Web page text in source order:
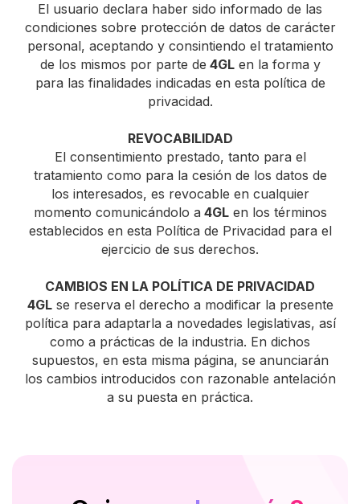
El usuario declara haber sido informado de las
condiciones sobre protección de datos de carácter
personal, aceptando y consintiendo el tratamiento
de los mismos por parte de 4GLen la forma y
para las finalidades indicadas en esta política de
privacidad.
REVOCABILIDAD
El consentimiento prestado, tanto para el
tratamiento como para la cesión de los datos de
los interesados, es revocable en cualquier
momento comunicándolo a 4GLen los términos
establecidos en esta Política de Privacidad para el
ejercicio de sus derechos.
CAMBIOS EN LA POLÍTICA DE PRIVACIDAD
4GLse reserva el derecho a modificar la presente
política para adaptarla a novedades legislativas, así
como a prácticas de la industria. En dichos
supuestos, en esta misma página, se anunciarán
los cambios introducidos con razonable antelación
a su puesta en práctica.